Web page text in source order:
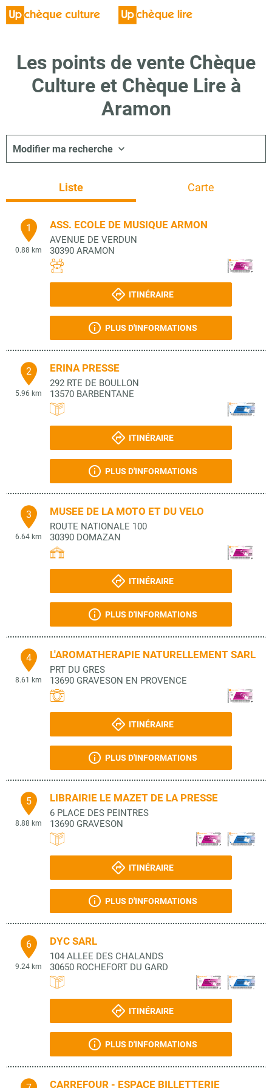
Les points de vente Chèque
Culture et Chèque Lire à
Aramon
Modifier ma recherche
Liste Carte
1
0.88 km
ASS. ECOLE DE MUSIQUE ARMON
AVENUE DE VERDUN
30390 ARAMON
ITINÉRAIRE
PLUS D'INFORMATIONS
2
5.96 km
ERINA PRESSE
292 RTE DE BOULLON
13570 BARBENTANE
ITINÉRAIRE
PLUS D'INFORMATIONS
3
6.64 km
MUSEE DE LA MOTO ET DU VELO
ROUTE NATIONALE 100
30390 DOMAZAN
ITINÉRAIRE
PLUS D'INFORMATIONS
4
8.61 km
L'AROMATHERAPIE NATURELLEMENT SARL
PRT DU GRES
13690 GRAVESON EN PROVENCE
ITINÉRAIRE
PLUS D'INFORMATIONS
5
8.88 km
LIBRAIRIE LE MAZET DE LA PRESSE
6 PLACE DES PEINTRES
13690 GRAVESON
ITINÉRAIRE
PLUS D'INFORMATIONS
6
9.24 km
DYC SARL
104 ALLEE DES CHALANDS
30650 ROCHEFORT DU GARD
ITINÉRAIRE
PLUS D'INFORMATIONS
CARREFOUR - ESPACE BILLETTERIE